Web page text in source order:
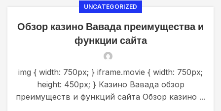
UNCATEGORIZED
Обзор казино Вавада преимущества и
функции сайта
img { width: 750px; } iframe.movie { width: 750px;
height: 450px; } Казино Вавада обзор
преимуществ и функций сайта Обзор казино ...